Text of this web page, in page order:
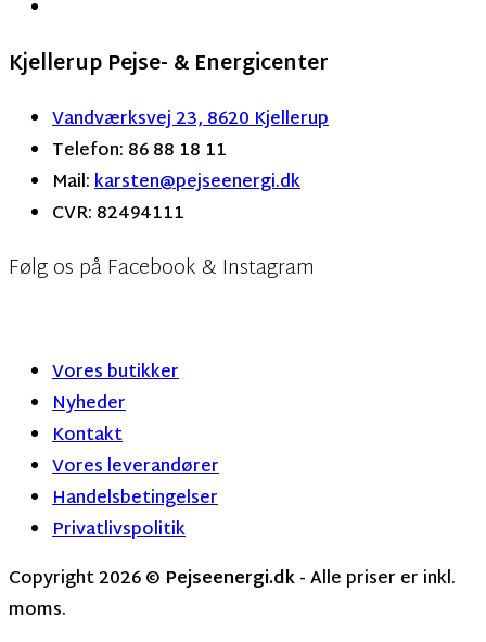
Kjellerup Pejse- & Energicenter
Vandværksvej 23, 8620 Kjellerup
Telefon: 86 88 18 11
Mail:karsten@pejseenergi.dk
CVR: 82494111
Følg os på Facebook & Instagram
Vores butikker
Nyheder
Kontakt
Vores leverandører
Handelsbetingelser
Privatlivspolitik
Copyright 2026 © Pejseenergi.dk- Alle priser er inkl.
moms.